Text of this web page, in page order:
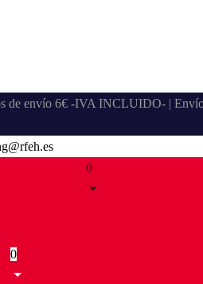
de envío 6€ -IVA INCLUIDO- |
0
0